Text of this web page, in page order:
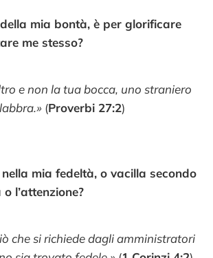
mia bontà, è per glorificare
me stesso?
e non la tua bocca, uno straniero
(Proverbi 27:2)
mia fedeltà, o vacilla secondo
l’attenzione?
che si richiede dagli amministratori